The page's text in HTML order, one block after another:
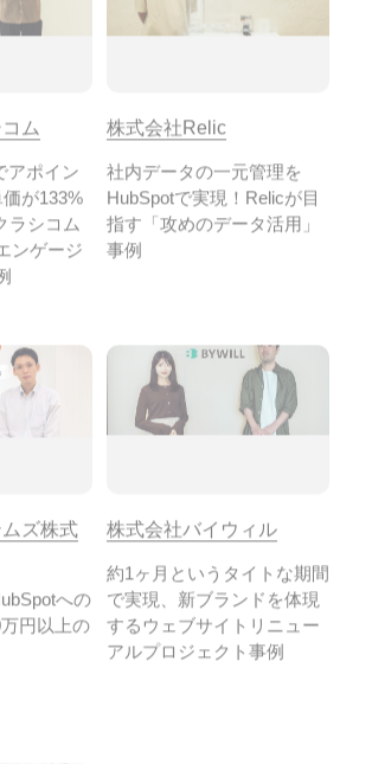
が133%
シコム
ンゲージ
HubSpotで実現！Relicが目
指す「攻めのデータ活用」
事例
への
円以上の
で実現、新ブランドを体現
するウェブサイトリニュー
アルプロジェクト事例